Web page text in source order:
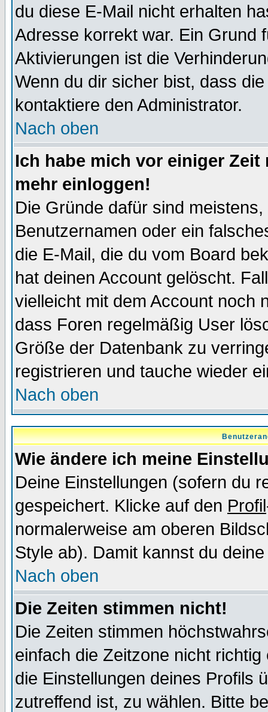
du diese E-Mail nicht erhalten
Adresse korrekt war. Ein Grund
Aktivierungen ist die
Wenn du dir sicher bist, dass
kontaktiere den Administrator.
Nach oben
Ich habe mich vor einiger
mehr einloggen!
Die Gründe dafür sind
Benutzernamen oder ein
die E-Mail, die du vom Board
hat deinen Account gelöscht.
vielleicht mit dem Account noch
dass Foren regelmäßig User
Größe der Datenbank zu
registrieren und tauche wieder
Nach oben
Wie ändere ich meine
Deine Einstellungen (sofern du
gespeichert. Klicke auf den Profil
normalerweise am oberen
Style ab). Damit kannst du
Nach oben
Die Zeiten stimmen nicht!
Die Zeiten stimmen
einfach die Zeitzone nicht
die Einstellungen deines Profils
zutreffend ist, zu wählen. Bitte